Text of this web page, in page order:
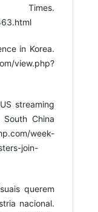
Times.
in Korea.
streaming
China
week-
join-
querem
nacional.